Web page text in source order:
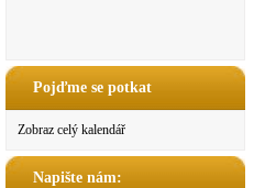
Pojďme se potkat
Zobraz celý kalendář
Napište nám: